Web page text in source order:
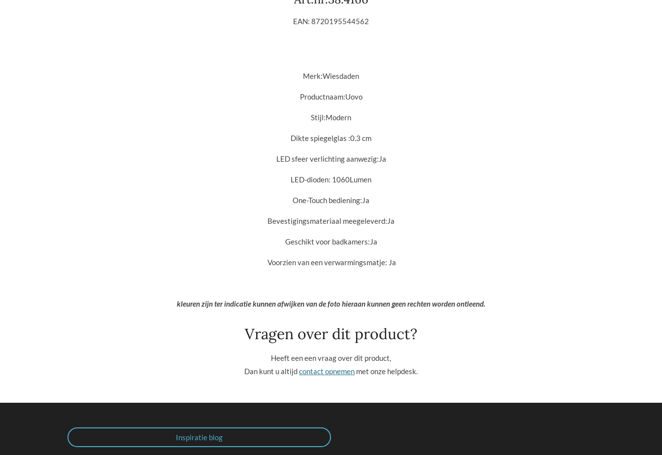
EAN: 8720195544562
Merk:Wiesdaden
Productnaam:Uovo
Stijl:Modern
Dikte spiegelglas :0.3 cm
LED sfeer verlichting aanwezig:Ja
LED-dioden: 1060Lumen
One-Touch bediening:Ja
Bevestigingsmateriaal meegeleverd:Ja
Geschikt voor badkamers:Ja
Voorzien van een verwarmingsmatje: Ja
kleuren zijn ter indicatie kunnen afwijken van de foto hieraan kunnen geen rechten worden ontleend.
Vragen over dit product?
Heeft een een vraag over dit product,
Dan kunt u altijdcontact opnemen met onze helpdesk.
Inspiratie blog